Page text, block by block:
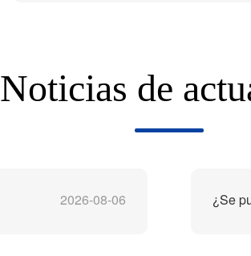
Noticias de
2026-08-06 ¿Se